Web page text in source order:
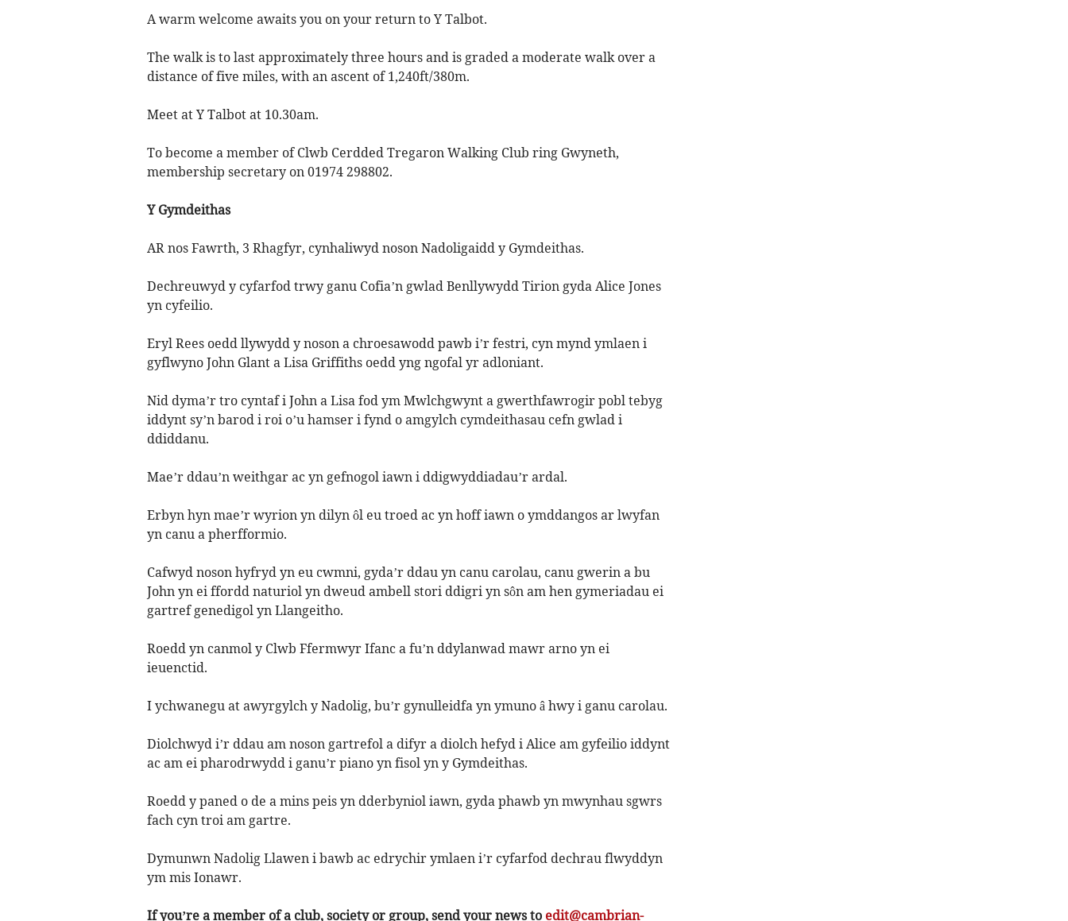
A warm welcome awaits you on your return to Y Talbot.
The walk is to last approximately three hours and is graded a moderate walk over a
distance of five miles, with an ascent of 1,240ft/380m.
Meet at Y Talbot at 10.30am.
To become a member of Clwb Cerdded Tregaron Walking Club ring Gwyneth,
membership secretary on 01974 298802.
Y Gymdeithas
AR nos Fawrth, 3 Rhagfyr, cynhaliwyd noson Nadoligaidd y Gymdeithas.
Dechreuwyd y cyfarfod trwy ganu Cofia’n gwlad Benllywydd Tirion gyda Alice Jones
yn cyfeilio.
Eryl Rees oedd llywydd y noson a chroesawodd pawb i’r festri, cyn mynd ymlaen i
gyflwyno John Glant a Lisa Griffiths oedd yng ngofal yr adloniant.
Nid dyma’r tro cyntaf i John a Lisa fod ym Mwlchgwynt a gwerthfawrogir pobl tebyg
iddynt sy’n barod i roi o’u hamser i fynd o amgylch cymdeithasau cefn gwlad i
ddiddanu.
Mae’r ddau’n weithgar ac yn gefnogol iawn i ddigwyddiadau’r ardal.
Erbyn hyn mae’r wyrion yn dilyn ôl eu troed ac yn hoff iawn o ymddangos ar lwyfan
yn canu a pherfformio.
Cafwyd noson hyfryd yn eu cwmni, gyda’r ddau yn canu carolau, canu gwerin a bu
John yn ei ffordd naturiol yn dweud ambell stori ddigri yn sôn am hen gymeriadau ei
gartref genedigol yn Llangeitho.
Roedd yn canmol y Clwb Ffermwyr Ifanc a fu’n ddylanwad mawr arno yn ei
ieuenctid.
I ychwanegu at awyrgylch y Nadolig, bu’r gynulleidfa yn ymuno â hwy i ganu carolau.
Diolchwyd i’r ddau am noson gartrefol a difyr a diolch hefyd i Alice am gyfeilio iddynt
ac am ei pharodrwydd i ganu’r piano yn fisol yn y Gymdeithas.
Roedd y paned o de a mins peis yn dderbyniol iawn, gyda phawb yn mwynhau sgwrs
fach cyn troi am gartre.
Dymunwn Nadolig Llawen i bawb ac edrychir ymlaen i’r cyfarfod dechrau flwyddyn
ym mis Ionawr.
If you’re a member of a club, society or group, send your news to edit@cambrian-